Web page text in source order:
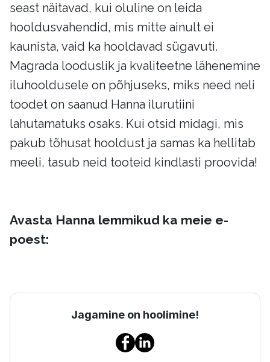
seast näitavad, kui oluline on leida
hooldusvahendid, mis mitte ainult ei
kaunista, vaid ka hooldavad sügavuti.
Magrada looduslik ja kvaliteetne lähenemine
iluhooldusele on põhjuseks, miks need neli
toodet on saanud Hanna ilurutiini
lahutamatuks osaks. Kui otsid midagi, mis
pakub tõhusat hooldust ja samas ka hellitab
meeli, tasub neid tooteid kindlasti proovida!
Avasta Hanna lemmikud ka meie e-
poest:
Jagamine on hoolimine!